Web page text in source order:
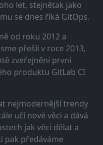
let, stejnětak jako
se dnes říká GitOps.
od roku 2012 a
přešli v roce 2013,
zveřejnění první
produktu GitLab CI
nejmodernější trendy
učí nové věci a dává
jak věci dělat a
pak předáváme